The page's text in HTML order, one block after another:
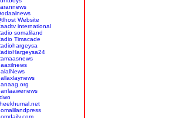
Website
international
somaliland
Timacade